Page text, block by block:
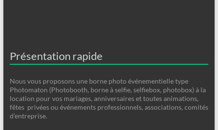
Présentation rapide
Nous vous proposons une borne photo événementielle type
Photomaton (Photobooth, borne à selfie, selfiebox, photobox) à la
location pour vos mariages, anniversaires et toutes animations,
fêtes privées ou événements professionnels, associations, comités
d'entreprise.